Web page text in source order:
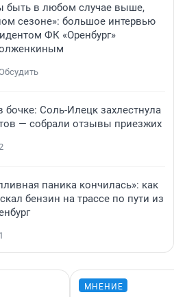
в любом случае выше,
сезоне»: большое интервью
ФК «Оренбург»
бочке: Соль-Илецк захлестнула
— собрали отзывы приезжих
паника кончилась»: как
бензин на трассе по пути из
1
МНЕНИЕ